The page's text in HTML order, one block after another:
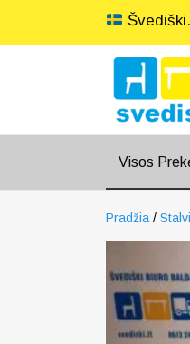
Visos
Pradžia /